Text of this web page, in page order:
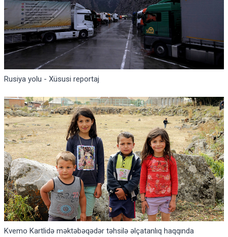
Rusiya yolu - Xüsusi reportaj
Kvemo Kartlidə məktəbəqədər təhsilə əlçatanlıq haqqında